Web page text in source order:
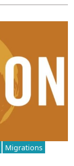
Migrations